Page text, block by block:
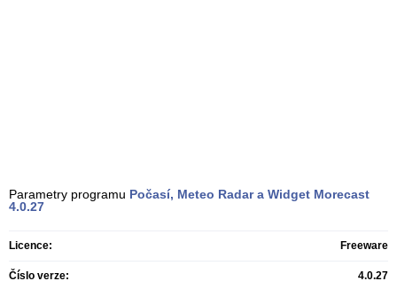
Parametry programu Počasí, Meteo Radar a Widget Morecast
4.0.27
Licence: Freeware
Číslo verze: 4.0.27